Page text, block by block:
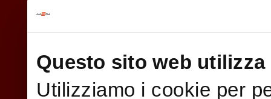
Questo sito web utilizza
Utilizziamo i cookie per